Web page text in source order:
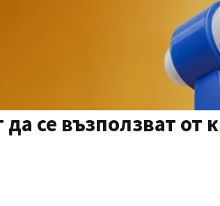
се възползват от